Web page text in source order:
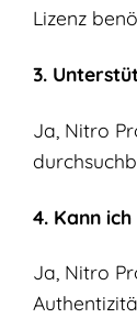
Lizenz
3.
Ja, Nitro
4. Kann
Ja, Nitro